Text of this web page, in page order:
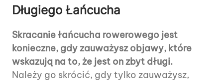
Długiego Łańcucha
Skracanie łańcucha rowerowego jest
konieczne, gdy zauważysz objawy, które
wskazują na to, że jest on zbyt długi.
Należy go skrócić, gdy tylko zauważysz,